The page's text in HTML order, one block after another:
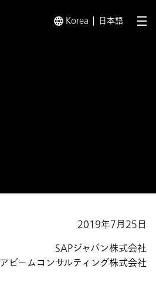
Korea 日本語 メ
2019年7月25日
SAPジャパン株式会社
アビームコンサルティング株式会社